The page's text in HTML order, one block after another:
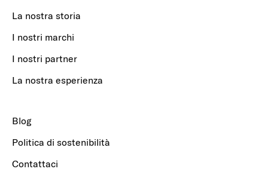
La nostra storia
I nostri marchi
I nostri partner
La nostra esperienza
Blog
Politica di sostenibilità
Contattaci